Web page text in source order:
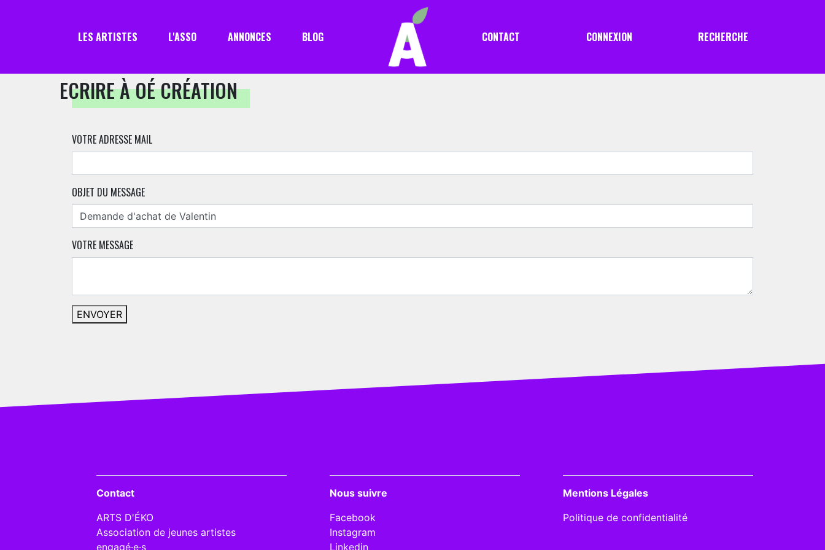
LES ARTISTES L'ASSO ANNONCES BLOG CONTACT CONNEXION RECHERCHE
ECRIRE À OÉ CRÉATION
VOTRE ADRESSE MAIL
OBJET DU MESSAGE
VOTRE MESSAGE
Contact
ARTS D'ÉKO
Association de jeunes artistes
engagé·e·s
Nous suivre
Facebook
Instagram
Linkedin
Mentions Légales
Politique de confidentialité